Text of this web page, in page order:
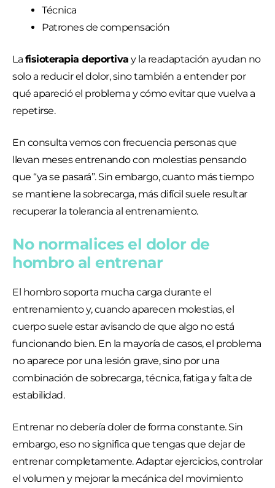
Técnica
Patrones de compensación
La fisioterapia deportiva y la readaptación ayudan no
solo a reducir el dolor, sino también a entender por
qué apareció el problema y cómo evitar que vuelva a
repetirse.
En consulta vemos con frecuencia personas que
llevan meses entrenando con molestias pensando
que “ya se pasará”. Sin embargo, cuanto más tiempo
se mantiene la sobrecarga, más difícil suele resultar
recuperar la tolerancia al entrenamiento.
No normalices el dolor de
hombro al entrenar
El hombro soporta mucha carga durante el
entrenamiento y, cuando aparecen molestias, el
cuerpo suele estar avisando de que algo no está
funcionando bien. En la mayoría de casos, el problema
no aparece por una lesión grave, sino por una
combinación de sobrecarga, técnica, fatiga y falta de
estabilidad.
Entrenar no debería doler de forma constante. Sin
embargo, eso no significa que tengas que dejar de
entrenar completamente. Adaptar ejercicios, controlar
el volumen y mejorar la mecánica del movimiento